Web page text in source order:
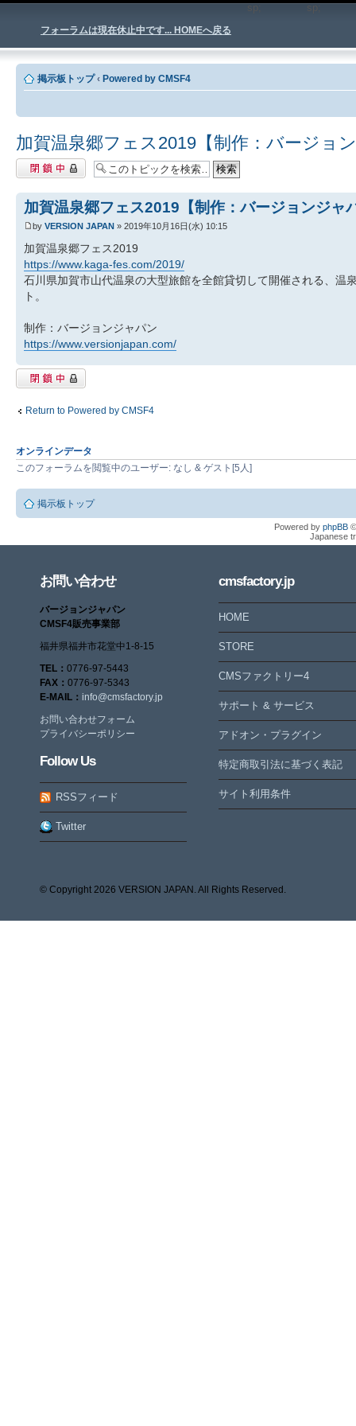
フォーラムは現在休止中です... HOMEへ戻る
sp;
掲示板トップ ‹ Powered by CMSF4
加賀温泉郷フェス2019【制作：バージョ
閉鎖中トピック
加賀温泉郷フェス2019【制作：バージョンジャ
by VERSION JAPAN » 2019年10月16日(水) 10:15
加賀温泉郷フェス2019
https://www.kaga-fes.com/2019/
石川県加賀市山代温泉の大型旅館を全館貸切して開催される、温
ト。
制作：バージョンジャパン
https://www.versionjapan.com/
閉鎖中トピック
Return to Powered by CMSF4
オンラインデータ
このフォーラムを閲覧中のユーザー: なし & ゲスト[5人]
掲示板トップ
Powered by phpBB
Japanese
お問い合わせ
バージョンジャパン
CMSF4販売事業部
福井県福井市花堂中1-8-15
TEL： 0776-97-5443
FAX： 0776-97-5343
E-MAIL： info@cmsfactory.jp
お問い合わせフォーム
プライバシーポリシー
Follow Us
RSSフィード
Twitter
cmsfactory.jp
HOME
STORE
CMSファクトリー4
サポート & サービス
アドオン・プラグイン
特定商取引法に基づく表記
サイト利用条件
© Copyright 2026 VERSION JAPAN. All Rights Reserved.